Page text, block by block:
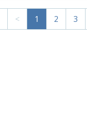
< 1 2 3